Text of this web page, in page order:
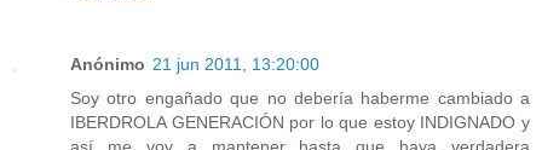
Anónimo 21 jun 2011, 13:20:00
Soy otro engañado que no debería haberme cambiado a
IBERDROLA GENERACIÓN por lo que estoy INDIGNADO y
así me voy a mantener hasta que haya verdadera